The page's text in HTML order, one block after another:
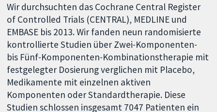
Wir durchsuchten das Cochrane Central Register
of Controlled Trials (CENTRAL), MEDLINE und
EMBASE bis 2013. Wir fanden neun randomisierte
kontrollierte Studien über Zwei-Komponenten-
bis Fünf-Komponenten-Kombinationstherapie mit
festgelegter Dosierung verglichen mit Placebo,
Medikamente mit einzelnen aktiven
Komponenten oder Standardtherapie. Diese
Studien schlossen insgesamt 7047 Patienten ein